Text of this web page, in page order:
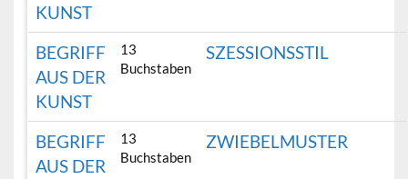
KUNST
BEGRIFF
AUS DER
KUNST
13
Buchstaben
SZESSIONSSTIL
BEGRIFF
AUS DER
13
Buchstaben
ZWIEBELMUSTER